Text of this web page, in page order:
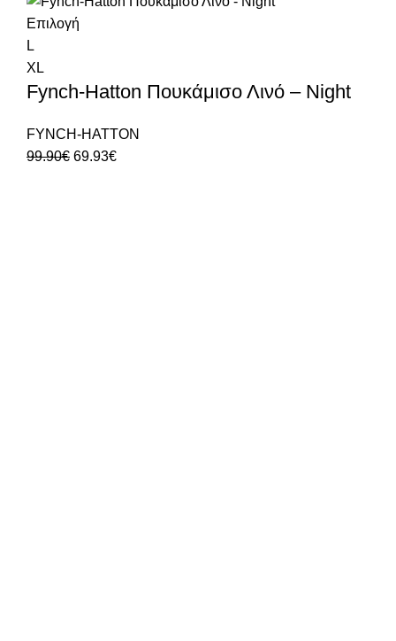
Επιλογή
L
XL
Fynch-Hatton Πουκάμισο Λινό – Night
FYNCH-HATTON
99.90€ 69.93€